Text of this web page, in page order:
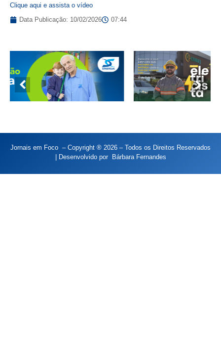
Clique aqui e assista o vídeo
Data Publicação: 10/02/2026 07:44
Jornais em Foco – Copyright ® 2026 – Todos os Direitos Reservados
| Desenvolvido por Bárbara Fernandes